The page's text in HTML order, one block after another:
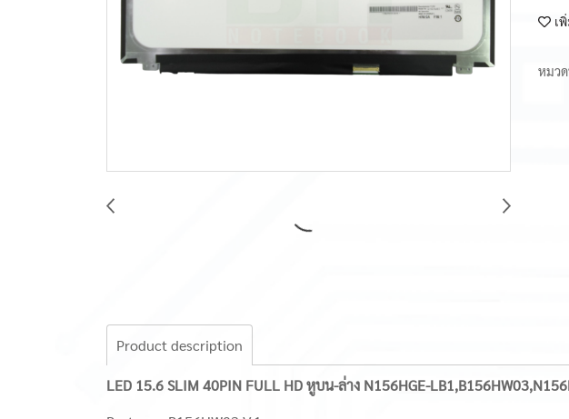
เ
หมว
Product description
LED 15.6 SLIM 40PIN FULL HD หูบน-ล่าง N156HGE-